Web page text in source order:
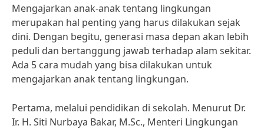
Mengajarkan anak-anak tentang lingkungan
merupakan hal penting yang harus dilakukan sejak
dini. Dengan begitu, generasi masa depan akan lebih
peduli dan bertanggung jawab terhadap alam sekitar.
Ada 5 cara mudah yang bisa dilakukan untuk
mengajarkan anak tentang lingkungan.
Pertama, melalui pendidikan di sekolah. Menurut Dr.
Ir. H. Siti Nurbaya Bakar, M.Sc., Menteri Lingkungan